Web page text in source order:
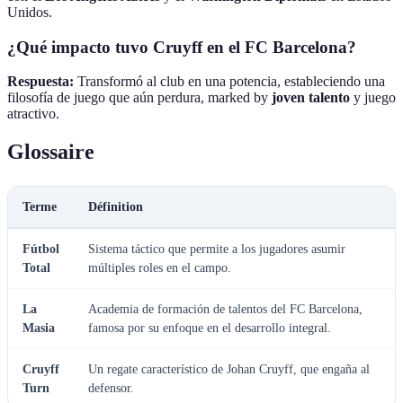
Unidos.
¿Qué impacto tuvo Cruyff en el FC Barcelona?
Respuesta: Transformó al club en una potencia, estableciendo una
filosofía de juego que aún perdura, marked by joven talento y juego
atractivo.
Glossaire
Terme Définition
Fútbol
Total
Sistema táctico que permite a los jugadores asumir
múltiples roles en el campo.
La
Masia
Academia de formación de talentos del FC Barcelona,
famosa por su enfoque en el desarrollo integral.
Cruyff
Turn
Un regate característico de Johan Cruyff, que engaña al
defensor.